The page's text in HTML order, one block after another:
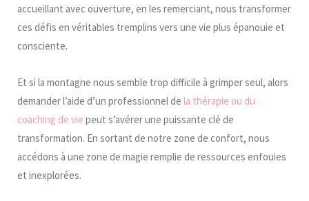
accueillant avec ouverture, en les remerciant, nous transformer
ces défis en véritables tremplins vers une vie plus épanouie et
consciente.
Et si la montagne nous semble trop difficile à grimper seul, alors
demander l’aide d’un professionnel de la thérapie ou du
coaching de vie peut s’avérer une puissante clé de
transformation. En sortant de notre zone de confort, nous
accédons à une zone de magie remplie de ressources enfouies
et inexplorées.